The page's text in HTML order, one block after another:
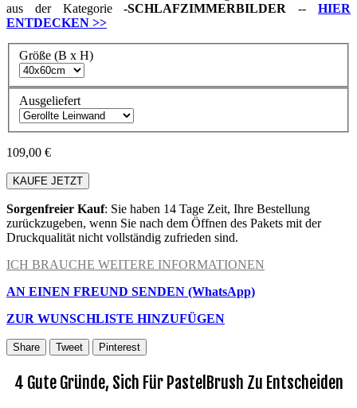
aus der Kategorie-SCHLAFZIMMERBILDER --HIER
ENTDECKEN >>
Größe (B x H)
Ausgeliefert
109,00 €
KAUFE JETZT
Sorgenfreier Kauf: Sie haben 14 Tage Zeit, Ihre Bestellung
zurückzugeben, wenn Sie nach dem Öffnen des Pakets mit der
Druckqualität nicht vollständig zufrieden sind.
ICH BRAUCHE WEITERE INFORMATIONEN
AN EINEN FREUND SENDEN (WhatsApp)
ZUR WUNSCHLISTE HINZUFÜGEN
Share Tweet Pinterest
4 Gute Gründe, Sich Für PastelBrush Zu Entscheiden